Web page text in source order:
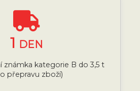
1 DEN
známka kategorie B do 3,5 t
přepravu zboží)